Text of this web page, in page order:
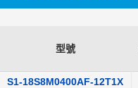
型號
S1-18S8M0400AF-12T1X